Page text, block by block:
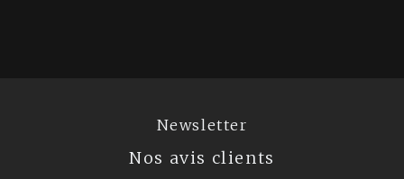
Newsletter
Nos avis clients